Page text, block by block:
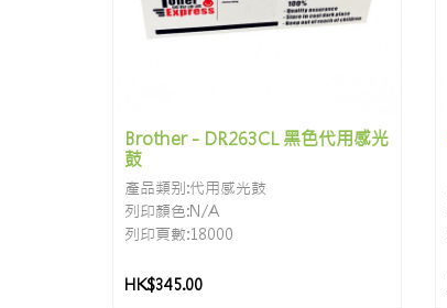
Brother - DR263CL 黑色代用感光
鼓
產品類别:代用感光鼓
列印顏色:N/A
列印頁數:18000
HK$345.00